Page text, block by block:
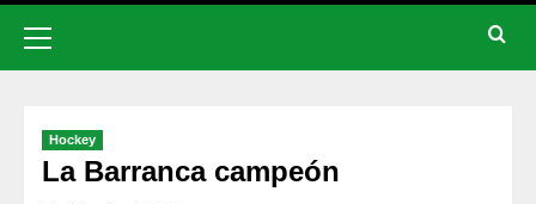
Hockey
La Barranca campeón